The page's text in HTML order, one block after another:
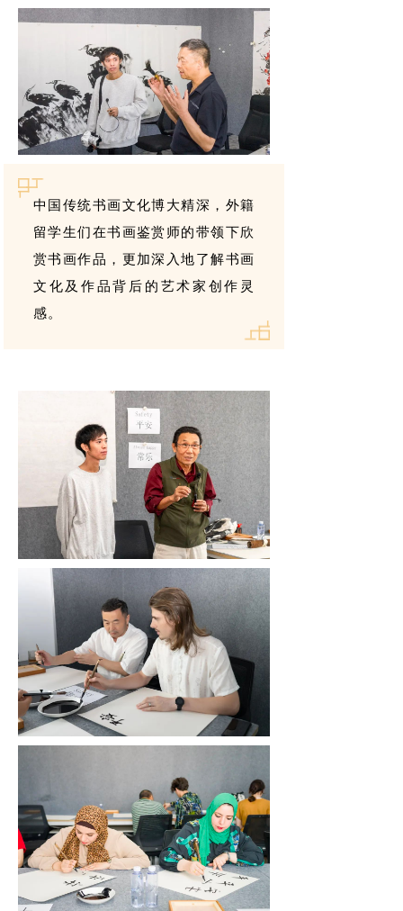
中国传统书画文化博大精深，外籍
留学生们在书画鉴赏师的带领下欣
赏书画作品，更加深入地了解书画
文化及作品背后的艺术家创作灵
感。